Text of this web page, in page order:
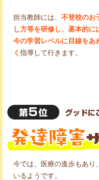
担当教師には、 不登校のお
し方等を研修し、基本的に
今の学習レベルに目線をあ
く 指導して行きます。
今では、医療の進歩もあり
いるようです。